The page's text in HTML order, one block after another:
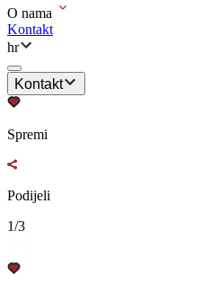
O nama
Kontakt
hr
Kontakt
Spremi
Podijeli
1/3